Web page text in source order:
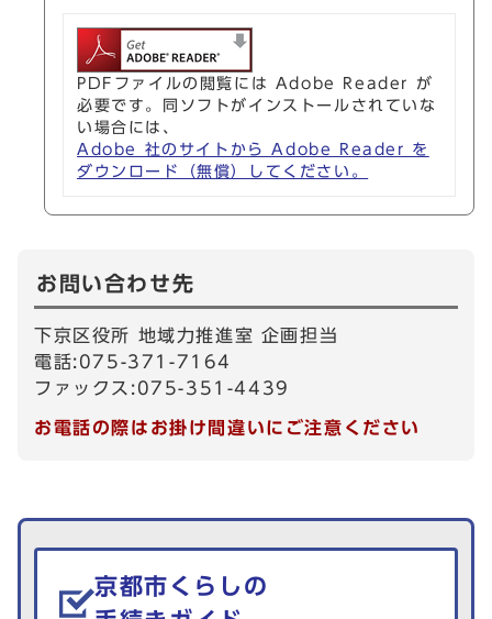
PDFファイルの閲覧には Adobe Reader が
必要です。同ソフトがインストールされていな
い場合には、
Adobe 社のサイトから Adobe Reader を
ダウンロード（無償）してください。
お問い合わせ先
下京区役所 地域力推進室 企画担当
電話:075-371-7164
ファックス:075-351-4439
お電話の際はお掛け間違いにご注意ください
生活情報を探す
京都市くらしの